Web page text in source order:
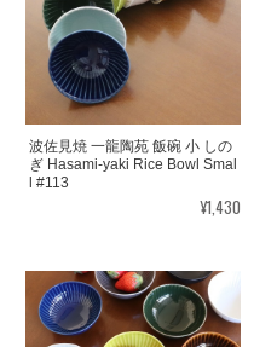
波佐見焼 一龍陶苑 飯碗 小 しの
ぎ Hasami-yaki Rice Bowl Smal
l #113
¥1,430